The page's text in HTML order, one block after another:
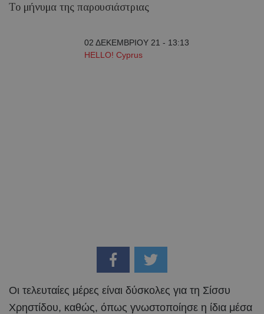
Το μήνυμα της παρουσιάστριας
02 ΔΕΚΕΜΒΡΙΟΥ 21 - 13:13
HELLO! Cyprus
Οι τελευταίες μέρες είναι δύσκολες για τη Σίσσυ
Χρηστίδου, καθώς, όπως γνωστοποίησε η ίδια μέσα